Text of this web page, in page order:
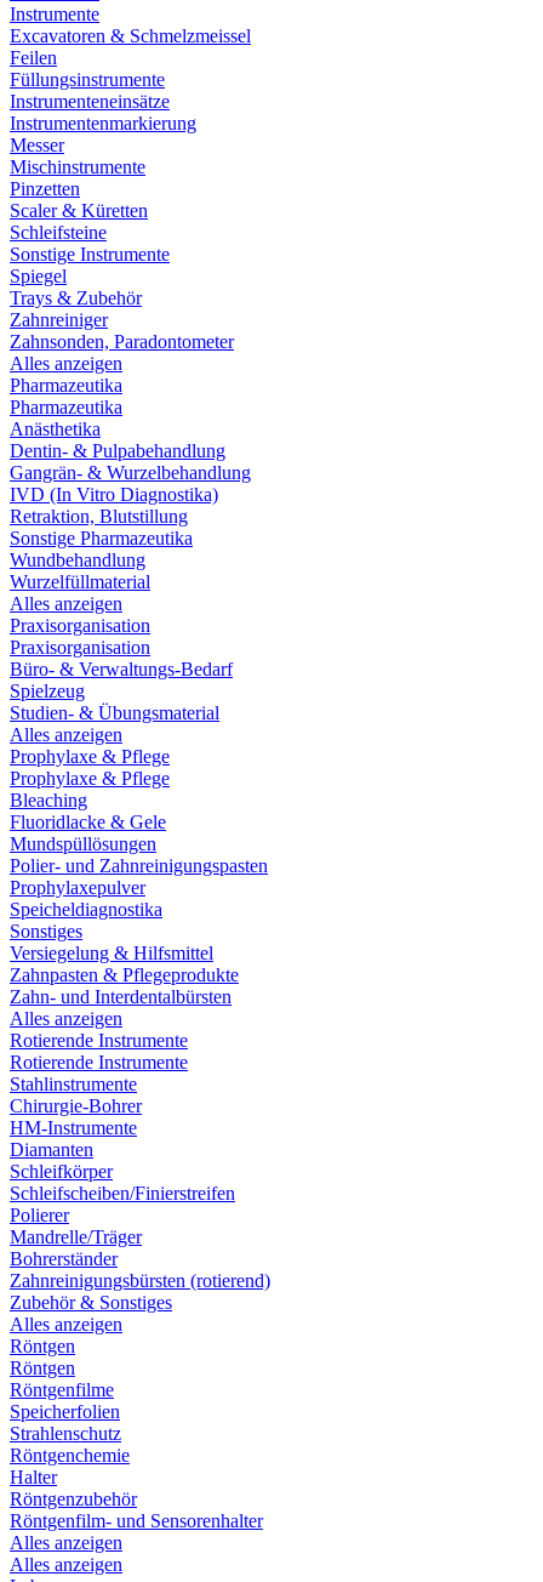
Instrumente
Excavatoren & Schmelzmeissel
Feilen
Füllungsinstrumente
Instrumenteneinsätze
Instrumentenmarkierung
Messer
Mischinstrumente
Pinzetten
Scaler & Küretten
Schleifsteine
Sonstige Instrumente
Spiegel
Trays & Zubehör
Zahnreiniger
Zahnsonden, Paradontometer
Alles anzeigen
Pharmazeutika
Pharmazeutika
Anästhetika
Dentin- & Pulpabehandlung
Gangrän- & Wurzelbehandlung
IVD (In Vitro Diagnostika)
Retraktion, Blutstillung
Sonstige Pharmazeutika
Wundbehandlung
Wurzelfüllmaterial
Alles anzeigen
Praxisorganisation
Praxisorganisation
Büro- & Verwaltungs-Bedarf
Spielzeug
Studien- & Übungsmaterial
Alles anzeigen
Prophylaxe & Pflege
Prophylaxe & Pflege
Bleaching
Fluoridlacke & Gele
Mundspüllösungen
Polier- und Zahnreinigungspasten
Prophylaxepulver
Speicheldiagnostika
Sonstiges
Versiegelung & Hilfsmittel
Zahnpasten & Pflegeprodukte
Zahn- und Interdentalbürsten
Alles anzeigen
Rotierende Instrumente
Rotierende Instrumente
Stahlinstrumente
Chirurgie-Bohrer
HM-Instrumente
Diamanten
Schleifkörper
Schleifscheiben/Finierstreifen
Polierer
Mandrelle/Träger
Bohrerständer
Zahnreinigungsbürsten (rotierend)
Zubehör & Sonstiges
Alles anzeigen
Röntgen
Röntgen
Röntgenfilme
Speicherfolien
Strahlenschutz
Röntgenchemie
Halter
Röntgenzubehör
Röntgenfilm- und Sensorenhalter
Alles anzeigen
Alles anzeigen